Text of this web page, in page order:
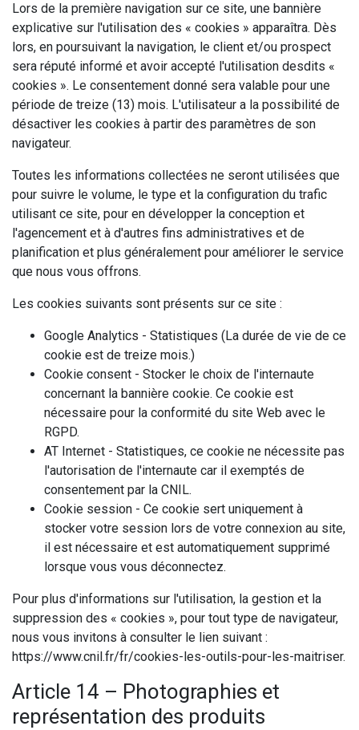
Lors de la première navigation sur ce site, une bannière
explicative sur l'utilisation des « cookies » apparaîtra. Dès
lors, en poursuivant la navigation, le client et/ou prospect
sera réputé informé et avoir accepté l'utilisation desdits «
cookies ». Le consentement donné sera valable pour une
période de treize (13) mois. L'utilisateur a la possibilité de
désactiver les cookies à partir des paramètres de son
navigateur.
Toutes les informations collectées ne seront utilisées que
pour suivre le volume, le type et la configuration du trafic
utilisant ce site, pour en développer la conception et
l'agencement et à d'autres fins administratives et de
planification et plus généralement pour améliorer le service
que nous vous offrons.
Les cookies suivants sont présents sur ce site :
Google Analytics - Statistiques (La durée de vie de ce
cookie est de treize mois.)
Cookie consent - Stocker le choix de l'internaute
concernant la bannière cookie. Ce cookie est
nécessaire pour la conformité du site Web avec le
RGPD.
AT Internet - Statistiques, ce cookie ne nécessite pas
l'autorisation de l'internaute car il exemptés de
consentement par la CNIL.
Cookie session - Ce cookie sert uniquement à
stocker votre session lors de votre connexion au site,
il est nécessaire et est automatiquement supprimé
lorsque vous vous déconnectez.
Pour plus d'informations sur l'utilisation, la gestion et la
suppression des « cookies », pour tout type de navigateur,
nous vous invitons à consulter le lien suivant :
https://www.cnil.fr/fr/cookies-les-outils-pour-les-maitriser.
Article 14 – Photographies et
représentation des produits